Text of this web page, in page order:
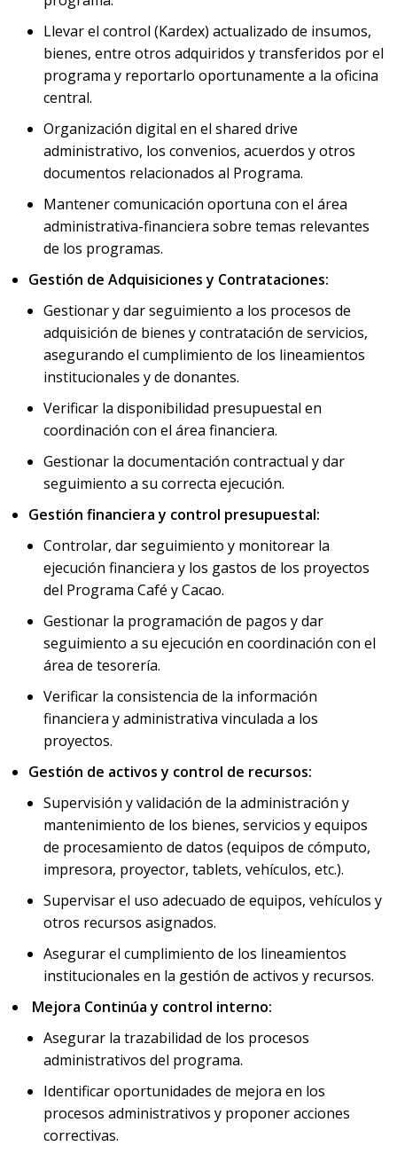
Llevar el control (Kardex) actualizado de insumos,
bienes, entre otros adquiridos y transferidos por el
programa y reportarlo oportunamente a la oficina
central.
Organización digital en el shared drive
administrativo, los convenios, acuerdos y otros
documentos relacionados al Programa.
Mantener comunicación oportuna con el área
administrativa-financiera sobre temas relevantes
de los programas.
Gestión de Adquisiciones y Contrataciones:
Gestionar y dar seguimiento a los procesos de
adquisición de bienes y contratación de servicios,
asegurando el cumplimiento de los lineamientos
institucionales y de donantes.
Verificar la disponibilidad presupuestal en
coordinación con el área financiera.
Gestionar la documentación contractual y dar
seguimiento a su correcta ejecución.
Gestión financiera y control presupuestal:
Controlar, dar seguimiento y monitorear la
ejecución financiera y los gastos de los proyectos
del Programa Café y Cacao.
Gestionar la programación de pagos y dar
seguimiento a su ejecución en coordinación con el
área de tesorería.
Verificar la consistencia de la información
financiera y administrativa vinculada a los
proyectos.
Gestión de activos y control de recursos:
Supervisión y validación de la administración y
mantenimiento de los bienes, servicios y equipos
de procesamiento de datos (equipos de cómputo,
impresora, proyector, tablets, vehículos, etc.).
Supervisar el uso adecuado de equipos, vehículos y
otros recursos asignados.
Asegurar el cumplimiento de los lineamientos
institucionales en la gestión de activos y recursos.
Mejora Continúa y control interno:
Asegurar la trazabilidad de los procesos
administrativos del programa.
Identificar oportunidades de mejora en los
procesos administrativos y proponer acciones
correctivas.